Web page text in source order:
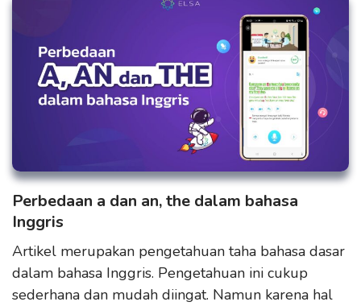
Perbedaan a dan an, the dalam bahasa
Inggris
Artikel merupakan pengetahuan taha bahasa dasar
dalam bahasa Inggris. Pengetahuan ini cukup
sederhana dan mudah diingat. Namun karena hal